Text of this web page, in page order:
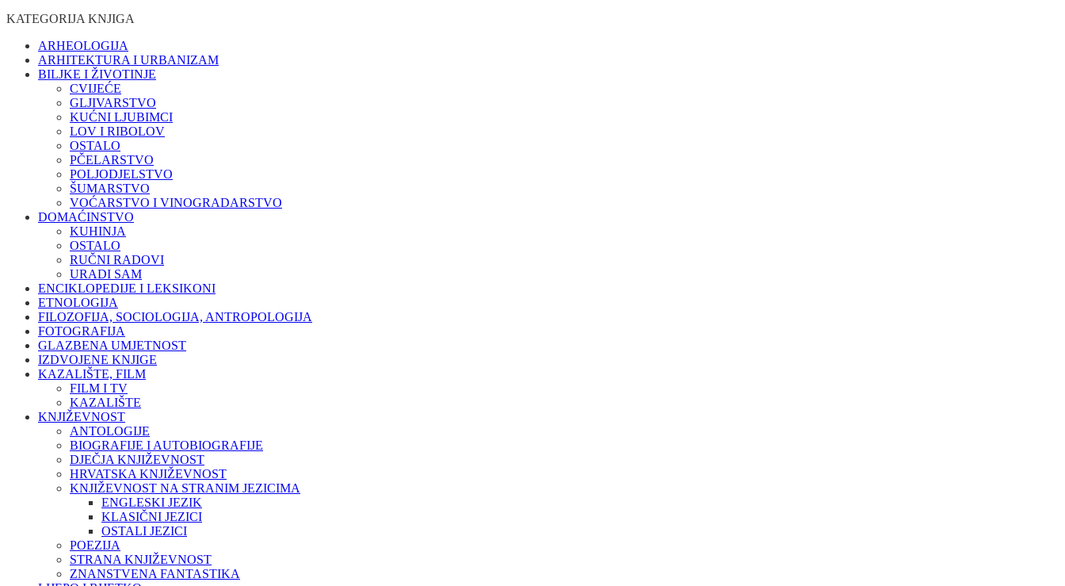
KATEGORIJA KNJIGA
ARHEOLOGIJA
ARHITEKTURA I URBANIZAM
BILJKE I ŽIVOTINJE
CVIJEĆE
GLJIVARSTVO
KUĆNI LJUBIMCI
LOV I RIBOLOV
OSTALO
PČELARSTVO
POLJODJELSTVO
ŠUMARSTVO
VOĆARSTVO I VINOGRADARSTVO
DOMAĆINSTVO
KUHINJA
OSTALO
RUČNI RADOVI
URADI SAM
ENCIKLOPEDIJE I LEKSIKONI
ETNOLOGIJA
FILOZOFIJA, SOCIOLOGIJA, ANTROPOLOGIJA
FOTOGRAFIJA
GLAZBENA UMJETNOST
IZDVOJENE KNJIGE
KAZALIŠTE, FILM
FILM I TV
KAZALIŠTE
KNJIŽEVNOST
ANTOLOGIJE
BIOGRAFIJE I AUTOBIOGRAFIJE
DJEČJA KNJIŽEVNOST
HRVATSKA KNJIŽEVNOST
KNJIŽEVNOST NA STRANIM JEZICIMA
ENGLESKI JEZIK
KLASIČNI JEZICI
OSTALI JEZICI
POEZIJA
STRANA KNJIŽEVNOST
ZNANSTVENA FANTASTIKA